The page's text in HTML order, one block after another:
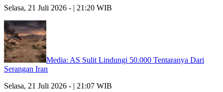
Selasa, 21 Juli 2026 - | 21:20 WIB
Media: AS Sulit Lindungi 50.000 Tentaranya Dari
Serangan Iran
Selasa, 21 Juli 2026 - | 21:07 WIB